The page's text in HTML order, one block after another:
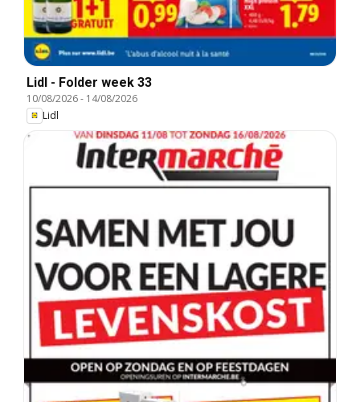
Lidl - Folder week 33
10/08/2026- 14/08/2026
Lidl